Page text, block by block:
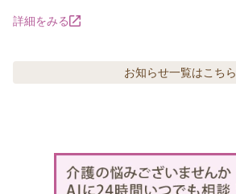
詳細をみる
お知らせ一覧はこちら